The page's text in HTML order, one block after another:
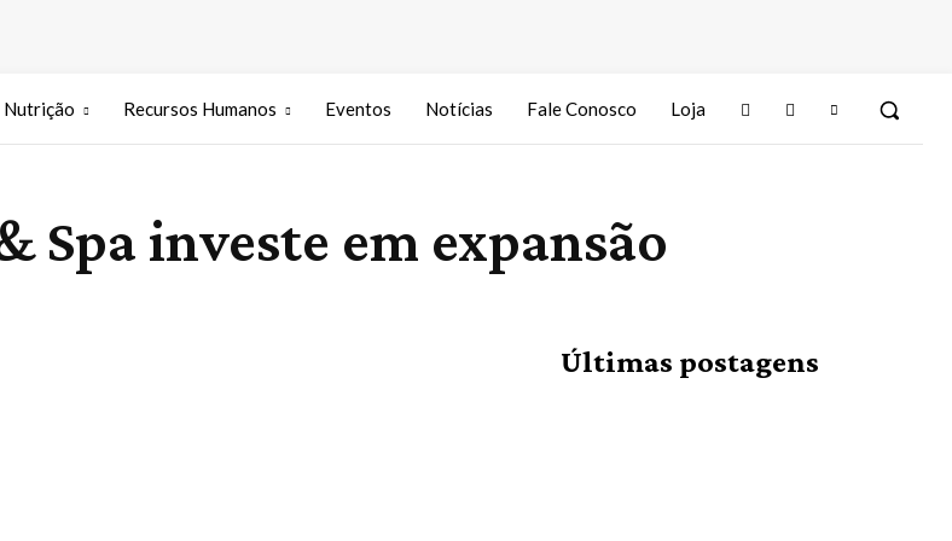
Nutrição Recursos Humanos Eventos Notícias Fale Conosco Loja
Spa investe em expansão
Últimas postagens